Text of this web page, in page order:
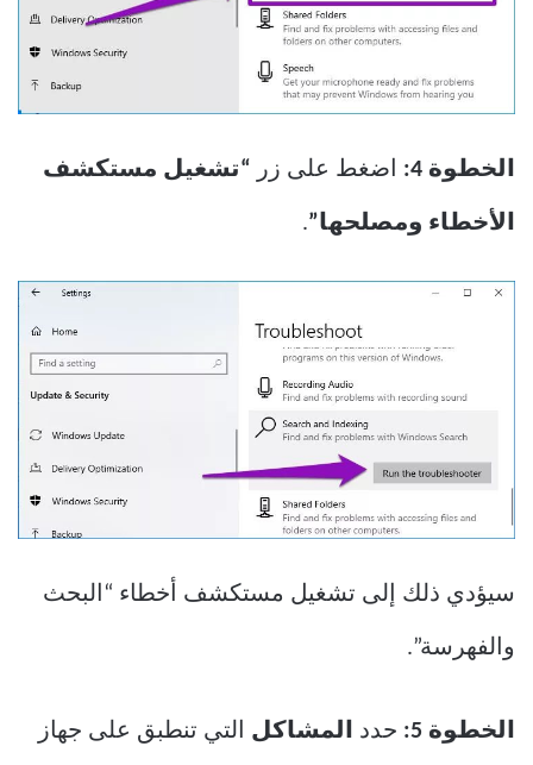
الخطوة 4: اضغط على زر “تشغيل مستكشف
الأخطاء ومصلحها”.
سيؤدي ذلك إلى تشغيل مستكشف أخطاء “البحث
والفهرسة”.
الخطوة 5: حدد المشاكل التي تنطبق على جهاز